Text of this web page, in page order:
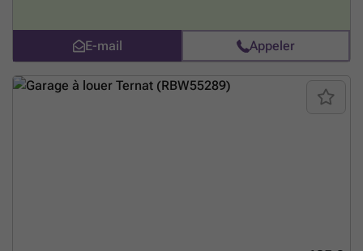
E-mail Appeler